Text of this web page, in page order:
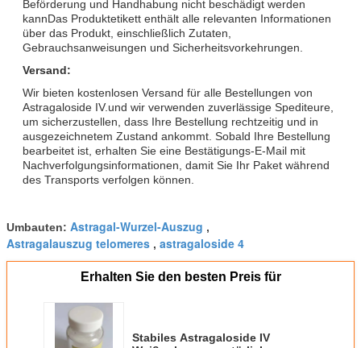
Beförderung und Handhabung nicht beschädigt werden
kannDas Produktetikett enthält alle relevanten Informationen
über das Produkt, einschließlich Zutaten,
Gebrauchsanweisungen und Sicherheitsvorkehrungen.
Versand:
Wir bieten kostenlosen Versand für alle Bestellungen von
Astragaloside IV.und wir verwenden zuverlässige Spediteure,
um sicherzustellen, dass Ihre Bestellung rechtzeitig und in
ausgezeichnetem Zustand ankommt. Sobald Ihre Bestellung
bearbeitet ist, erhalten Sie eine Bestätigungs-E-Mail mit
Nachverfolgungsinformationen, damit Sie Ihr Paket während
des Transports verfolgen können.
Umbauten: Astragal-Wurzel-Auszug ,
Astragalauszug telomeres , astragaloside 4
Erhalten Sie den besten Preis für
Stabiles Astragaloside IV